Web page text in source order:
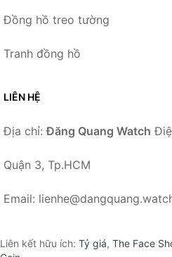
Đồng hồ treo tường
Tranh đồng hồ
LIÊN HỆ
Địa chỉ:Đăng Quang Watch
Quận 3, Tp.HCM
Email:
Liên kết hữu ích: Tỷ giá, The Face